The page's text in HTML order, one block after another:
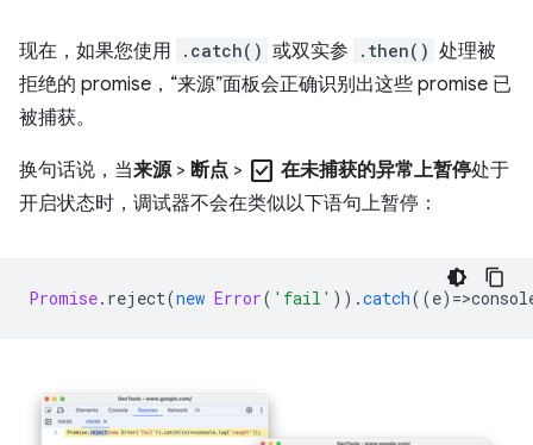
现在，如果您使用 .catch() 或双实参 .then() 处理被
拒绝的 promise，“来源”面板会正确识别出这些 promise 已
被捕获。
换句话说，当来源> 断点 > check_box 在未捕获的异常上暂停处于
开启状态时，调试器不会在类似以下语句上暂停：
Promise. reject(new Error( 'fail' )).catch((e) =>